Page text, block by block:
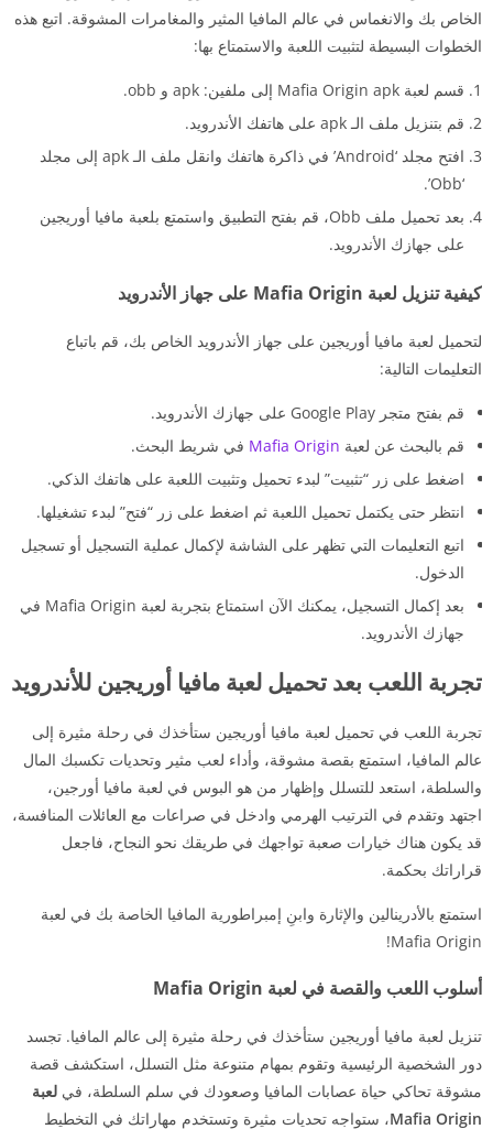
الخاص بك والانغماس في عالم المافيا المثير والمغامرات المشوقة. اتبع هذه
الخطوات البسيطة لتثبيت اللعبة والاستمتاع بها:
قسم لعبة Mafia Origin apk إلى ملفين: apk و obb.
قم بتنزيل ملف الـ apk على هاتفك الأندرويد.
افتح مجلد ‘Android’ في ذاكرة هاتفك وانقل ملف الـ apk إلى مجلد
‘Obb’.
بعد تحميل ملف Obb، قم بفتح التطبيق واستمتع بلعبة مافيا أوريجين
على جهازك الأندرويد.
كيفية تنزيل لعبة Mafia Origin على جهاز الأندرويد
لتحميل لعبة مافيا أوريجين على جهاز الأندرويد الخاص بك، قم باتباع
التعليمات التالية:
قم بفتح متجر Google Play على جهازك الأندرويد.
قم بالبحث عن لعبة Mafia Origin في شريط البحث.
اضغط على زر “تثبيت” لبدء تحميل وتثبيت اللعبة على هاتفك الذكي.
انتظر حتى يكتمل تحميل اللعبة ثم اضغط على زر “فتح” لبدء تشغيلها.
اتبع التعليمات التي تظهر على الشاشة لإكمال عملية التسجيل أو تسجيل
الدخول.
بعد إكمال التسجيل، يمكنك الآن استمتاع بتجربة لعبة Mafia Origin في
جهازك الأندرويد.
تجربة اللعب بعد تحميل لعبة مافيا أوريجين للأندرويد
تجربة اللعب في تحميل لعبة مافيا أوريجين ستأخذك في رحلة مثيرة إلى
عالم المافيا، استمتع بقصة مشوقة، وأداء لعب مثير وتحديات تكسبك المال
والسلطة، استعد للتسلل وإظهار من هو البوس في لعبة مافيا أورجين،
اجتهد وتقدم في الترتيب الهرمي وادخل في صراعات مع العائلات المنافسة،
قد يكون هناك خيارات صعبة تواجهك في طريقك نحو النجاح، فاجعل
قراراتك بحكمة.
استمتع بالأدرينالين والإثارة وابنِ إمبراطورية المافيا الخاصة بك في لعبة
Mafia Origin!
أسلوب اللعب والقصة في لعبة Mafia Origin
تنزيل لعبة مافيا أوريجين ستأخذك في رحلة مثيرة إلى عالم المافيا. تجسد
دور الشخصية الرئيسية وتقوم بمهام متنوعة مثل التسلل، استكشف قصة
مشوقة تحاكي حياة عصابات المافيا وصعودك في سلم السلطة، في لعبة
Mafia Origin، ستواجه تحديات مثيرة وتستخدم مهاراتك في التخطيط